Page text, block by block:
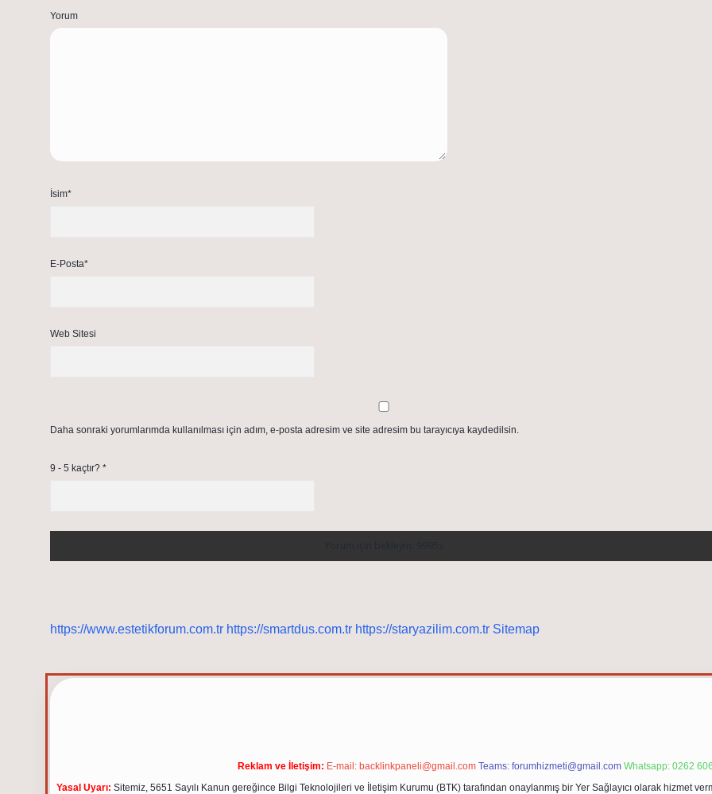
Yorum
İsim*
E-Posta*
Web Sitesi
Daha sonraki yorumlarımda kullanılması için adım, e-posta adresim ve site adresim bu tarayıcıya kaydedilsin.
9 - 5 kaçtır? *
https://www.estetikforum.com.tr https://smartdus.com.tr https://staryazilim.com.tr Sitemap
Reklam ve İletişim: E-mail: backlinkpaneli@gmail.com Teams: forumhizmeti@gmail.com Whatsapp: 0262
Yasal Uyarı: Sitemiz, 5651 Sayılı Kanun gereğince Bilgi Teknolojileri ve İletişim Kurumu (BTK) tarafından onaylanmış bir Yer Sağlayıcı olarak hizmet